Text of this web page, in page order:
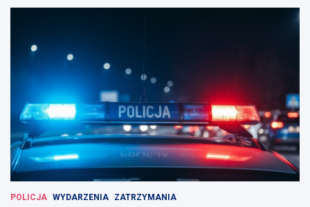
POLICJA WYDARZENIA ZATRZYMANIA